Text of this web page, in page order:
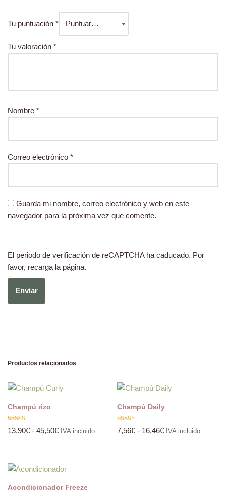
Tu puntuación *
Tu valoración *
Nombre *
Correo electrónico *
Guarda mi nombre, correo electrónico y web en este
navegador para la próxima vez que comente.
El periodo de verificación de reCAPTCHA ha caducado. Por
favor, recarga la página.
Productos relacionados
Champú rizo
Valorado
con
13,90€ - 45,50€ IVA incluido
Champú Daily
Valorado
con
7,56€ - 16,46€ IVA incluido
Acondicionador Freeze